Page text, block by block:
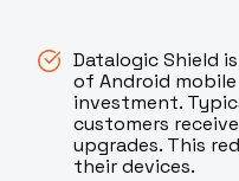
Datalogic Shield
of Android
investment.
customers
upgrades. This
their devices.